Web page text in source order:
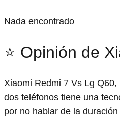
Nada encontrado
⭐ Opinión de
Xiaomi Redmi 7 Vs Lg
dos teléfonos tiene una
por no hablar de la